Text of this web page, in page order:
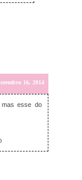
16, 2014
esse do